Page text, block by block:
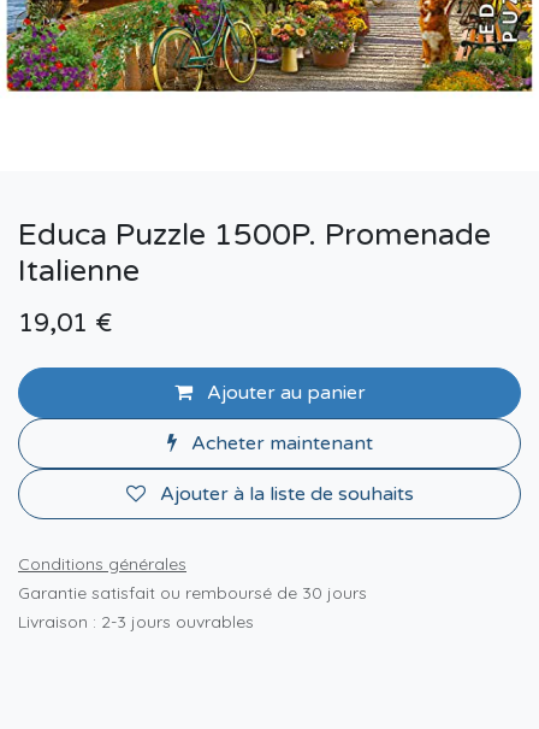
Educa Puzzle 1500P. Promenade
Italienne
19,01 €
Ajouter au panier
Acheter maintenant
Ajouter à la liste de souhaits
Conditions générales
Garantie satisfait ou remboursé de 30 jours
Livraison : 2-3 jours ouvrables